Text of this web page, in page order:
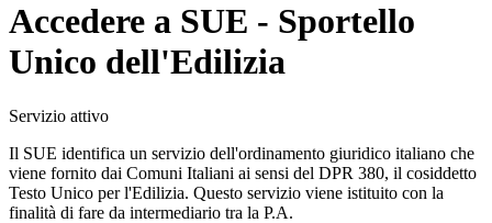
Accedere a SUE - Sportello
Unico dell'Edilizia
Servizio attivo
Il SUE identifica un servizio dell'ordinamento giuridico italiano che
viene fornito dai Comuni Italiani ai sensi del DPR 380, il cosiddetto
Testo Unico per l'Edilizia. Questo servizio viene istituito con la
finalità di fare da intermediario tra la P.A.